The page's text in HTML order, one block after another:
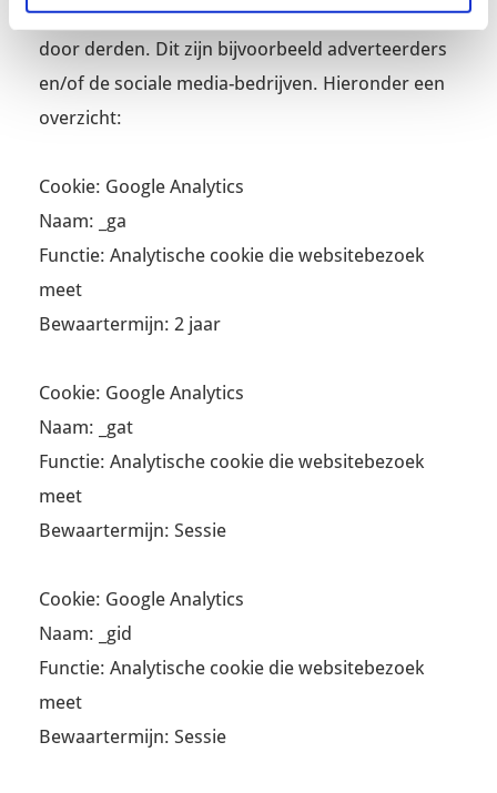
Op deze website worden ook cookies geplaatst
door derden. Dit zijn bijvoorbeeld adverteerders
en/of de sociale media-bedrijven. Hieronder een
overzicht:
Cookie: Google Analytics
Naam: _ga
Functie: Analytische cookie die websitebezoek
meet
Bewaartermijn: 2 jaar
Cookie: Google Analytics
Naam: _gat
Functie: Analytische cookie die websitebezoek
meet
Bewaartermijn: Sessie
Cookie: Google Analytics
Naam: _gid
Functie: Analytische cookie die websitebezoek
meet
Bewaartermijn: Sessie